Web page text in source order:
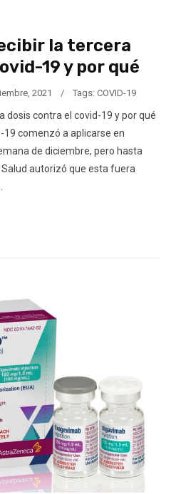
la tercera
19 y por qué
2021 / Tags: COVID-19
dosis contra el covid-19 y por qué
19 comenzó a aplicarse en
de diciembre, pero hasta
autorizó que esta fuera